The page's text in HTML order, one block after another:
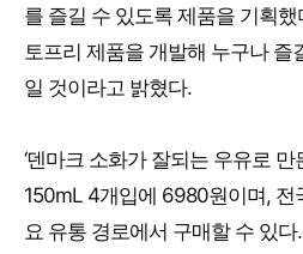
를 즐길 수 있도록 제품을 기획
토프리 제품을 개발해 누구나 즐
일 것이라고 밝혔다.
‘덴마크 소화가 잘되는 우유로 만
150mL 4개입에 6980원이며, 전
요 유통 경로에서 구매할 수 있다.